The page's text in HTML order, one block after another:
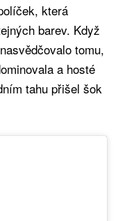
která
barev. Když
tomu,
a hosté
tahu přišel šok